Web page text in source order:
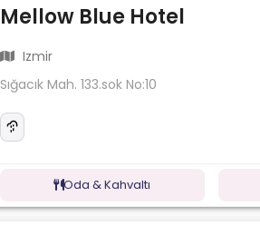
Mellow Blue Hotel
Izmir
Sığacık Mah. 133.sok No:10
Oda & Kahvaltı